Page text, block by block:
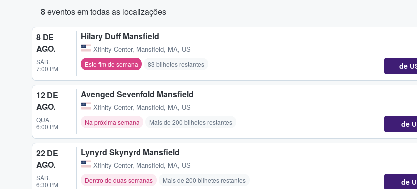
8eventos em todas as localizações
8 DE
AGO.
SÁB.
7:00 PM
Hilary Duff Mansfield
Xfinity Center, Mansfield, MA, US
Este fim de semana 83 bilhetes restantes de
12 DE
AGO.
QUA.
6:00 PM
Avenged Sevenfold Mansfield
Xfinity Center, Mansfield, MA, US
Na próxima semana Mais de 200 bilhetes restantes de
22 DE
AGO.
SÁB.
6:30 PM
Lynyrd Skynyrd Mansfield
Xfinity Center, Mansfield, MA, US
Dentro de duas semanas Mais de 200 bilhetes restantes de